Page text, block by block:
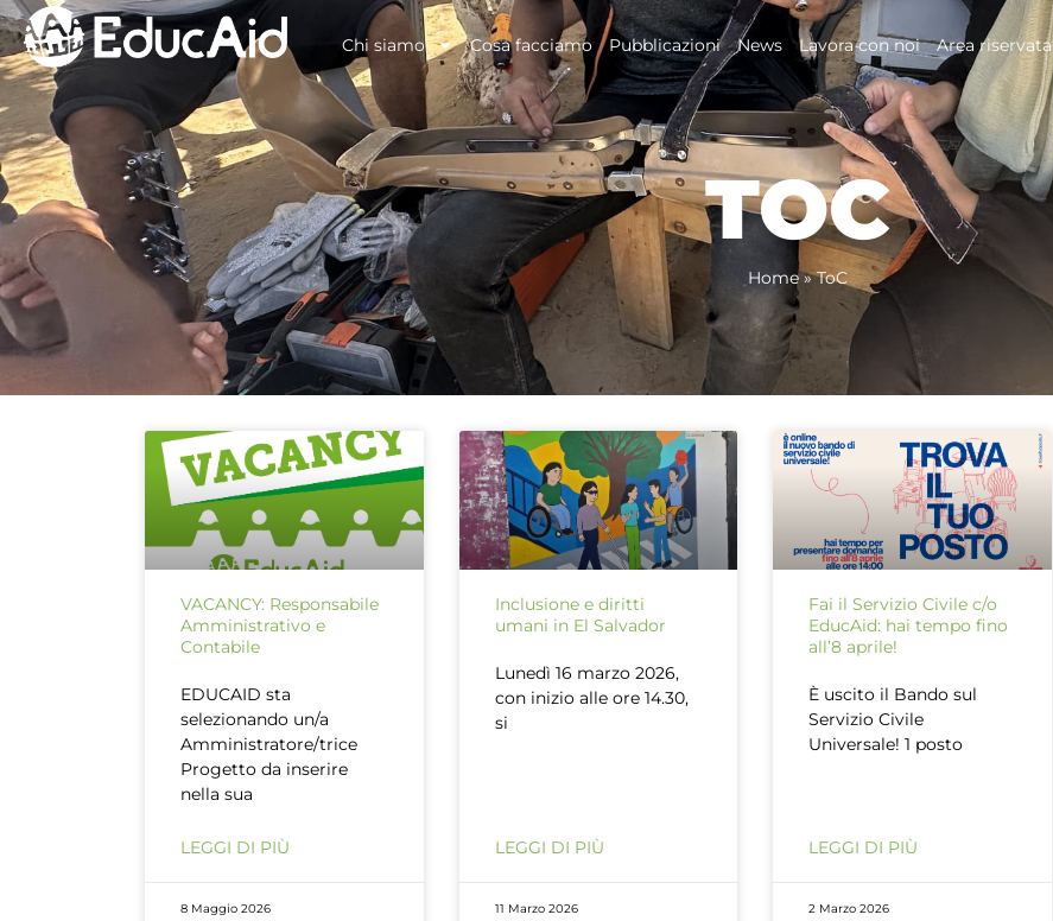
Chi siamo Cosa facciamo Pubblicazioni News Lavora con noi Area riservata
TOC
Home»ToC
VACANCY: Responsabile
Amministrativo e
Contabile
EDUCAID sta
selezionando un/a
Amministratore/trice
Progetto da inserire
nella sua
LEGGI DI PIÙ
8 Maggio 2026
Inclusione e diritti
umani in El Salvador
Lunedì 16 marzo 2026,
con inizio alle ore 14.30,
si
LEGGI DI PIÙ
11 Marzo 2026
Fai il Servizio Civile c/o
EducAid: hai tempo fino
all’8 aprile!
È uscito il Bando sul
Servizio Civile
Universale! 1 posto
LEGGI DI PIÙ
2 Marzo 2026